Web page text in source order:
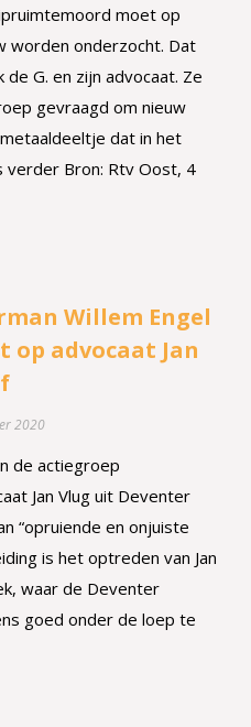
moet op
worden onderzocht. Dat
G. en zijn advocaat. Ze
gevraagd om nieuw
dat in het
verder Bron: Rtv Oost, 4
Willem Engel
advocaat Jan
2020
de actiegroep
Jan Vlug uit Deventer
“opruiende en onjuiste
is het optreden van Jan
waar de Deventer
goed onder de loep te